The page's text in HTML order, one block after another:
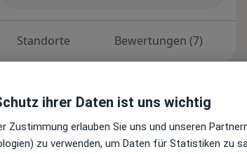
Standorte Bewertungen (7)
ihrer Daten ist uns wichtig
Zustimmung erlauben Sie uns und unseren
zu verwenden, um Daten für Statistiken zu